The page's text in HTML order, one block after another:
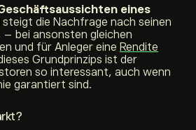
eines
steigt die Nachfrage nach seinen
– bei ansonsten gleichen
und für Anleger eine Rendite
Grundprinzips ist der
so interessant, auch wenn
garantiert sind.